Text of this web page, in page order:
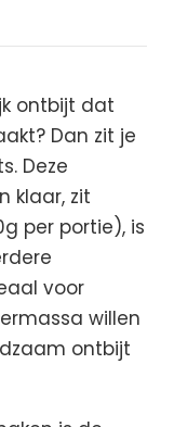
ontbijt dat
Dan zit je
Deze
klaar, zit
per portie), is
voor
willen
ontbijt